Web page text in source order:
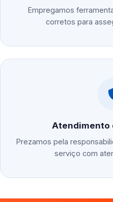
Empregamos
corretos para
Atendimento
Prezamos pela
serviço com